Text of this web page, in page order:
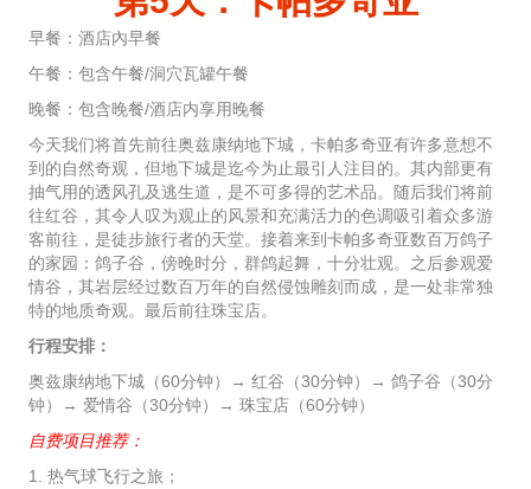
早餐：酒店內早餐
午餐：包含午餐/洞穴瓦罐午餐
晚餐：包含晚餐/酒店内享用晚餐
今天我们将首先前往奥兹康纳地下城，卡帕多奇亚有许多意想不
到的自然奇观，但地下城是迄今为止最引人注目的。其内部更有
抽气用的透风孔及逃生道，是不可多得的艺术品。随后我们将前
往红谷，其令人叹为观止的风景和充满活力的色调吸引着众多游
客前往，是徒步旅行者的天堂。接着来到卡帕多奇亚数百万鸽子
的家园：鸽子谷，傍晚时分，群鸽起舞，十分壮观。之后参观爱
情谷，其岩层经过数百万年的自然侵蚀雕刻而成，是一处非常独
特的地质奇观。最后前往珠宝店。
行程安排：
奥兹康纳地下城（60分钟）→ 红谷（30分钟）→ 鸽子谷（30分
钟）→ 爱情谷（30分钟）→ 珠宝店（60分钟）
自费项目推荐：
1. 热气球飞行之旅；